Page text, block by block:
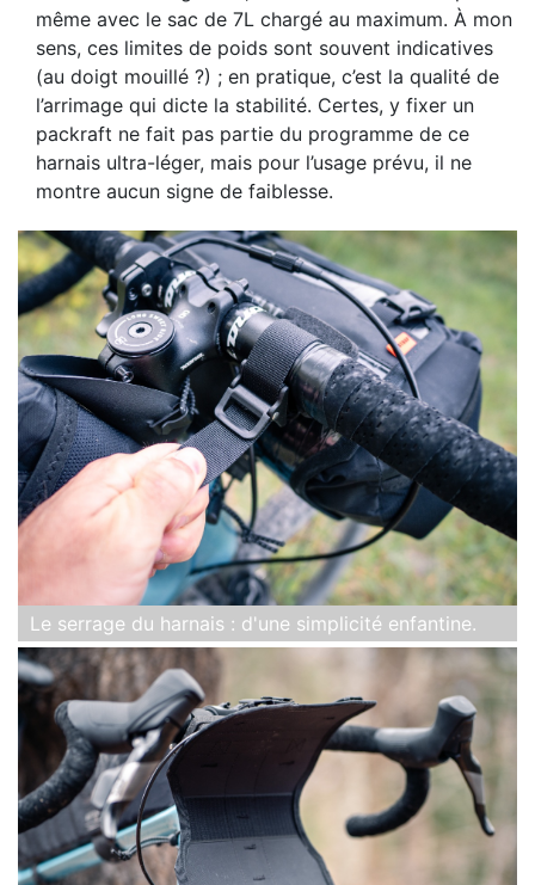
même avec le sac de 7L chargé au maximum. À mon
sens, ces limites de poids sont souvent indicatives
(au doigt mouillé ?) ; en pratique, c’est la qualité de
l’arrimage qui dicte la stabilité. Certes, y fixer un
packraft ne fait pas partie du programme de ce
harnais ultra-léger, mais pour l’usage prévu, il ne
montre aucun signe de faiblesse.
Le serrage du harnais : d'une simplicité enfantine.